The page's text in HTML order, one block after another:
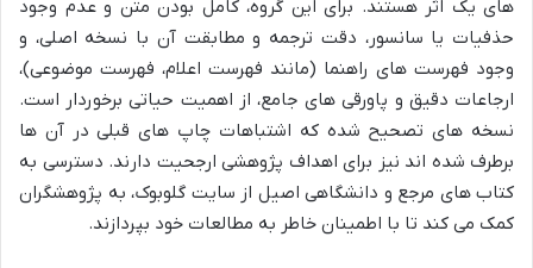
های یک اثر هستند. برای این گروه، کامل بودن متن و عدم وجود
حذفیات یا سانسور، دقت ترجمه و مطابقت آن با نسخه اصلی، و
وجود فهرست های راهنما (مانند فهرست اعلام، فهرست موضوعی)،
ارجاعات دقیق و پاورقی های جامع، از اهمیت حیاتی برخوردار است.
نسخه های تصحیح شده که اشتباهات چاپ های قبلی در آن ها
برطرف شده اند نیز برای اهداف پژوهشی ارجحیت دارند. دسترسی به
کتاب های مرجع و دانشگاهی اصیل از سایت گلوبوک، به پژوهشگران
کمک می کند تا با اطمینان خاطر به مطالعات خود بپردازند.